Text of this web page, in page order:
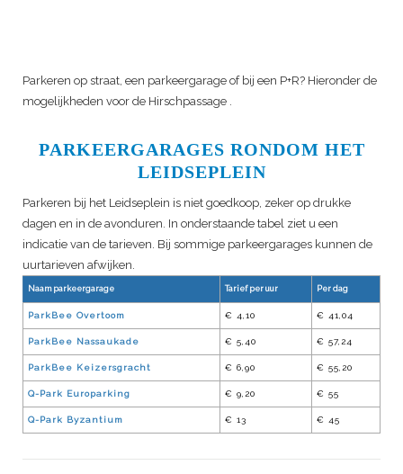
Parkeren op straat, een parkeergarage of bij een P+R? Hieronder de
mogelijkheden voor de Hirschpassage
PARKEERGARAGES RONDOM HET
LEIDSEPLEIN
Parkeren bij het Leidseplein is niet goedkoop, zeker op drukke
dagen en in de avonduren. In onderstaande tabel ziet u een
indicatie van de tarieven. Bij sommige parkeergarages kunnen de
uurtarieven afwijken.
Naam parkeergarage Tarief per uur Per dag
ParkBee Overtoom € 4,10 € 41,04
ParkBee Nassaukade € 5,40 € 57,24
ParkBee Keizersgracht € 6,90 € 55,20
Q-Park Europarking € 9,20 € 55
Q-Park Byzantium € 13 € 45